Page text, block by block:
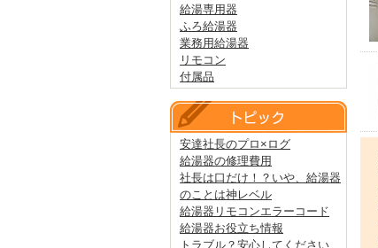
給湯専用器
ふろ給湯器
業務用給湯器
リモコン
付属品
安達社長のプロ×ログ
給湯器の修理費用
社長は口だけ！？いや、給湯器
のことは神レベル
給湯器リモコンエラーコード
給湯器お役立ち情報
トラブル？安心してください、